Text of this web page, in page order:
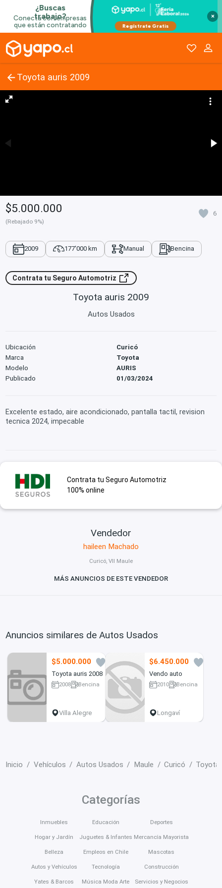
×
Toyota auris 2009
$5.000.000
(Rebajado 9%)
6
2009 177'000 km Manual Bencina
Contrata tu Seguro Automotriz
Toyota auris 2009
Autos Usados
Ubicación
Curicó
Marca
Toyota
Modelo
AURIS
Publicado
01/03/2024
Excelente estado, aire acondicionado, pantalla tactil, revision
tecnica 2024, impecable
Contrata tu Seguro Automotriz
100% online
Vendedor
haileen Machado
Curicó, VII Maule
MÁS ANUNCIOS DE ESTE VENDEDOR
Anuncios similares de Autos Usados
$5.000.000
Toyota auris 2008
2008
Bencina
Villa Alegre
$6.450.000
Vendo auto
2010
Bencina
Longaví
Inicio Vehículos Autos Usados Maule Curicó Toyota
Categorías
Inmuebles
Hogar y Jardín
Belleza
Autos y Vehículos
Yates & Barcos
Educación
Juguetes & Infantes
Empleos en Chile
Tecnología
Música Moda Arte
Deportes
Mercancía Mayorista
Mascotas
Construcción
Servicios y Negocios